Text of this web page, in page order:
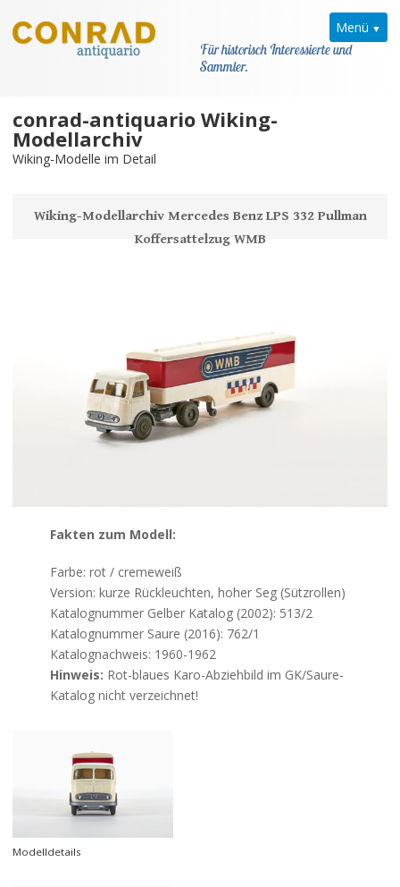
Für historisch Interessierte und
Sammler.
Home
News
Modellarchiv
Menü
conrad-antiquario Wiking-
Modellarchiv
Wiking-Modelle im Detail
Wiking-Modellarchiv Mercedes Benz LPS 332 Pullman
Koffersattelzug WMB
Fakten zum Modell:
Farbe: rot / cremeweiß
Version: kurze Rückleuchten, hoher Seg (Sützrollen)
Katalognummer Gelber Katalog (2002): 513/2
Katalognummer Saure (2016): 762/1
Katalognachweis: 1960-1962
Hinweis: Rot-blaues Karo-Abziehbild im GK/Saure-
Katalog nicht verzeichnet!
Modelldetails